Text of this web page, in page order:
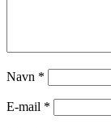
Navn *
E-mail *